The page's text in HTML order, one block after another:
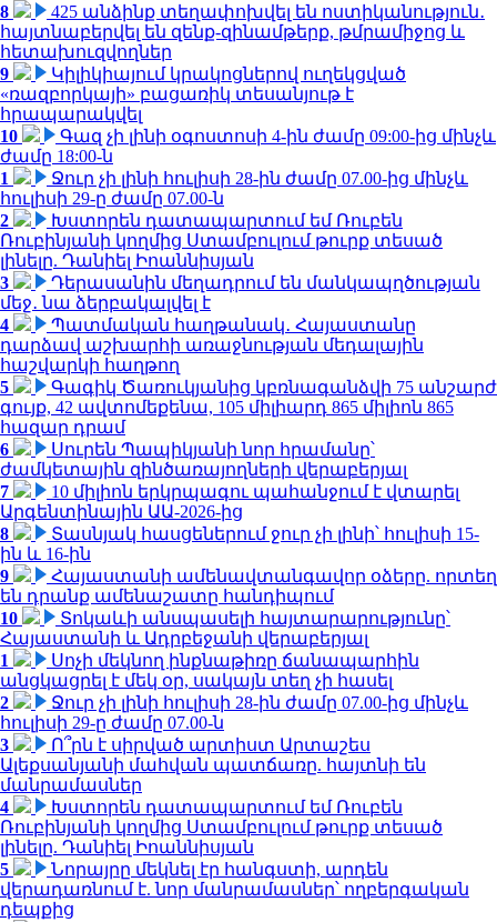
8
425 անձինք տեղափոխվել են ոստիկանություն․
հայտնաբերվել են զենք-զինամթերք, թմրամիջոց և
հետախուզվողներ
9
Կիլիկիայում կրակոցներով ուղեկցված
«ռազբորկայի» բացառիկ տեսանյութ է
հրապարակվել
10
Գազ չի լինի օգոստոսի 4-ին ժամը 09:00-ից մինչև
ժամը 18:00-ն
1
Ջուր չի լինի հուլիսի 28-ին ժամը 07.00-ից մինչև
հուլիսի 29-ը ժամը 07.00-ն
2
Խստորեն դատապարտում եմ Ռուբեն
Ռուբինյանի կողմից Ստամբուլում թուրք տեսած
լինելը. Դանիել Իոաննիսյան
3
Դերասանին մեղադրում են մանկապղծության
մեջ․ նա ձերբակալվել է
4
Պատմական հաղթանակ․ Հայաստանը
դարձավ աշխարհի առաջնության մեդալային
հաշվարկի հաղթող
5
Գագիկ Ծառուկյանից կբռնագանձվի 75 անշարժ
գույք, 42 ավտոմեքենա, 105 միլիարդ 865 միլիոն 865
հազար դրամ
6
Սուրեն Պապիկյանի նոր հրամանը՝
ժամկետային զինծառայողների վերաբերյալ
7
10 միլիոն երկրպագու պահանջում է վտարել
Արգենտինային ԱԱ-2026-ից
8
Տասնյակ հասցեներում ջուր չի լինի՝ հուլիսի 15-
ին և 16-ին
9
Հայաստանի ամենավտանգավոր օձերը. որտեղ
են դրանք ամենաշատը հանդիպում
10
Տոկաևի անսպասելի հայտարարությունը՝
Հայաստանի և Ադրբեջանի վերաբերյալ
1
Սոչի մեկնող ինքնաթիռը ճանապարհին
անցկացրել է մեկ օր, սակայն տեղ չի հասել
2
Ջուր չի լինի հուլիսի 28-ին ժամը 07.00-ից մինչև
հուլիսի 29-ը ժամը 07.00-ն
3
Ո՞րն է սիրված արտիստ Արտաշես
Ալեքսանյանի մահվան պատճառը. հայտնի են
մանրամասներ
4
Խստորեն դատապարտում եմ Ռուբեն
Ռուբինյանի կողմից Ստամբուլում թուրք տեսած
լինելը. Դանիել Իոաննիսյան
5
Նորայրը մեկնել էր հանգստի, արդեն
վերադառնում է. նոր մանրամասներ՝ ողբերգական
դեպքից